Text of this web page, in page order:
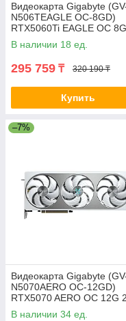
Видеокарта Gigabyte
N506TEAGLE OC-8GD)
RTX5060Ti EAGLE OC
029818-TOP
В наличии 18 ед.
295 759 ₸ 320 190 ₸
Купить
–7%
Видеокарта Gigabyte
N5070AERO OC-12GD)
RTX5070 AERO OC 12G
028885-TOP
В наличии 34 ед.